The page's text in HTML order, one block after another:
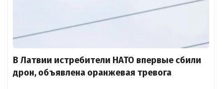
В Латвии истребители НАТО впервые сбили
дрон, объявлена оранжевая тревога